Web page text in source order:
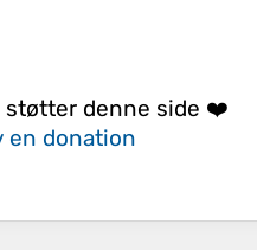
støtter denne side ❤️
en donation